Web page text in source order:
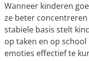
Wanneer kinderen
ze beter
stabiele basis stelt
op taken en op
emoties effectief te